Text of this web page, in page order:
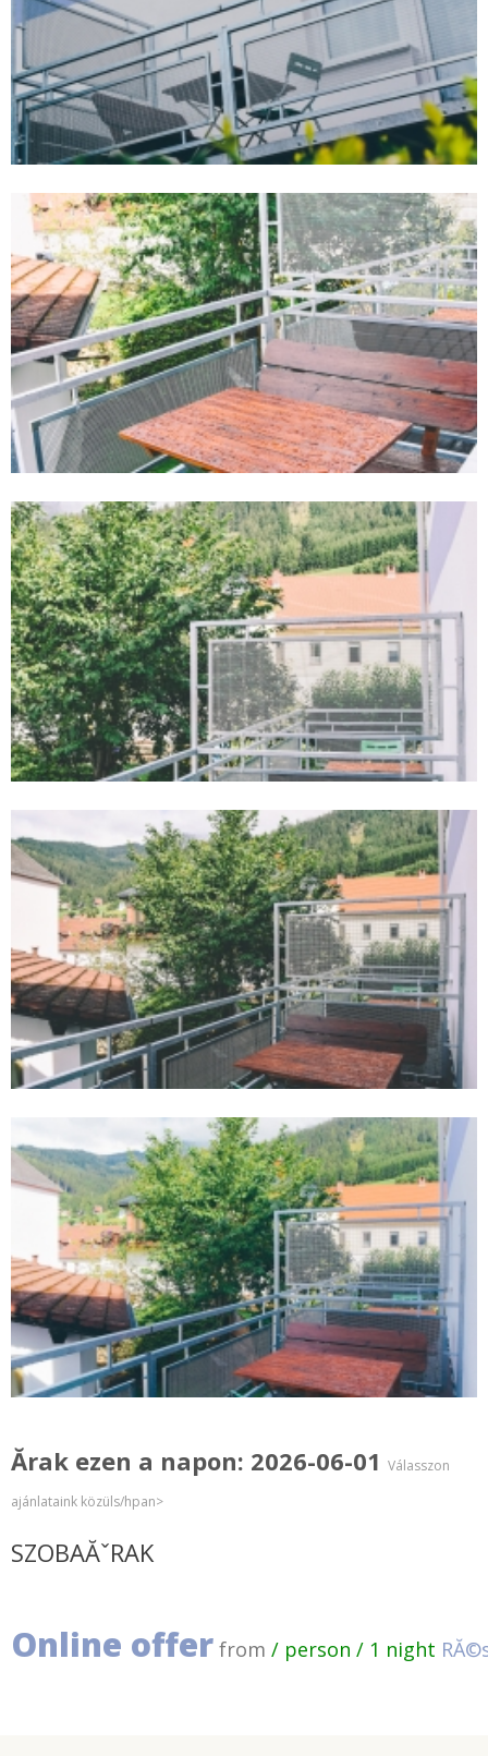
Ărak ezen a napon: 2026-06-01 Válasszon
ajánlataink közüls/hpan>
SZOBAĂˇRAK
Online offer from / person / 1 night